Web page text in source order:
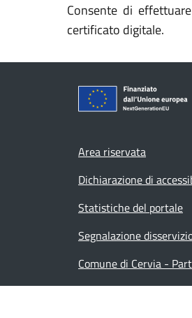
Consente di
certificato digitale.
Footer
Area riservata
Dichiarazione di
Statistiche del portale
Segnalazione
Comune di Cervia -